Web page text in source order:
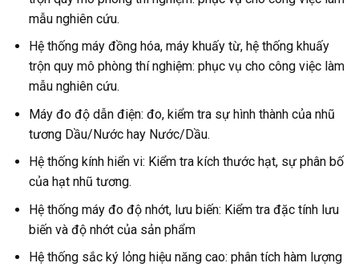
mẫu nghiên cứu.
Hệ thống máy đồng hóa, máy khuấy từ, hệ thống khuấy
trộn quy mô phòng thí nghiệm: phục vụ cho công việc làm
mẫu nghiên cứu.
Máy đo độ dẫn điện: đo, kiểm tra sự hình thành của nhũ
tương Dầu/Nước hay Nước/Dầu.
Hệ thống kính hiển vi: Kiểm tra kích thước hạt, sự phân bố
của hạt nhũ tương.
Hệ thống máy đo độ nhớt, lưu biến: Kiểm tra đặc tính lưu
biến và độ nhớt của sản phẩm
Hệ thống sắc ký lỏng hiệu năng cao: phân tích hàm lượng